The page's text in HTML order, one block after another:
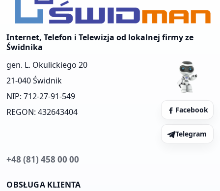
Internet, Telefon i Telewizja od lokalnej firmy ze
Świdnika
gen. L. Okulickiego 20
21-040 Świdnik
NIP: 712-27-91-549
REGON: 432643404
Facebook
Telegram
+48 (81) 458 00 00
OBSŁUGA KLIENTA